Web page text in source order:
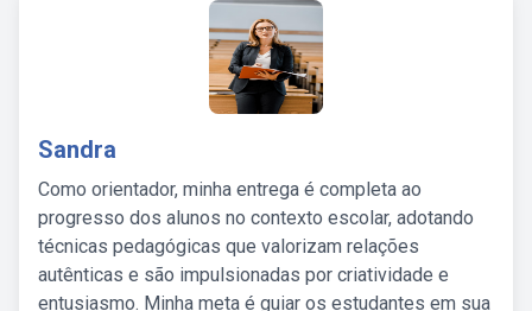
Sandra
Como orientador, minha entrega é completa ao
progresso dos alunos no contexto escolar, adotando
técnicas pedagógicas que valorizam relações
autênticas e são impulsionadas por criatividade e
entusiasmo. Minha meta é guiar os estudantes em sua